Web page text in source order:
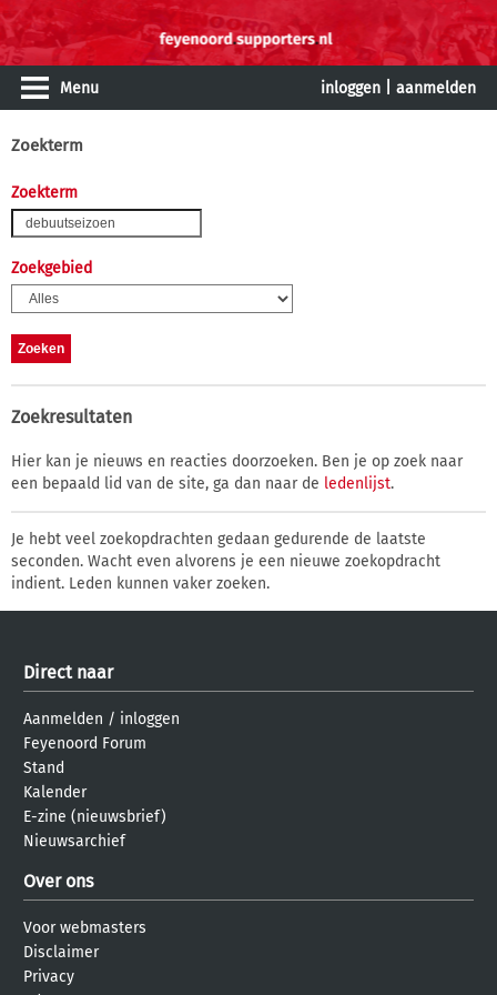
Menu inloggen aanmelden
Zoekterm
Zoekterm
Zoekgebied
Zoekresultaten
Hier kan je nieuws en reacties doorzoeken. Ben je op zoek naar
een bepaald lid van de site, ga dan naar de ledenlijst.
Je hebt veel zoekopdrachten gedaan gedurende de laatste
seconden. Wacht even alvorens je een nieuwe zoekopdracht
indient. Leden kunnen vaker zoeken.
Direct naar
Aanmelden / inloggen
Feyenoord Forum
Stand
Kalender
E-zine (nieuwsbrief)
Nieuwsarchief
Over ons
Voor webmasters
Disclaimer
Privacy